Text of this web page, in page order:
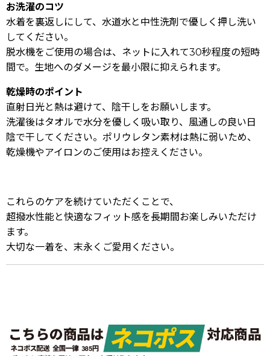
お洗濯のコツ
水着を裏返しにして、水道水と中性洗剤で優しく押し洗い
してください。
脱水機をご使用の場合は、ネットに入れて30秒程度の短時
間で。生地へのダメージを最小限に抑えられます。
乾燥時のポイント
直射日光と熱は避けて、陰干しをお願いします。
洗濯後はタオルで水分を優しく吸い取り、風通しの良い日
陰で干してください。ポリウレタン素材は熱に弱いため、
乾燥機やアイロンのご使用はお控えください。
これらのケアを続けていただくことで、
超撥水性能と快適なフィット感を長期間お楽しみいただけ
ます。
大切な一着を、末永くご愛用ください。